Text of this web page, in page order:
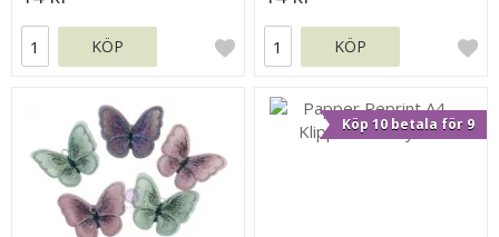
KÖP KÖP
Köp 10 betala för 9